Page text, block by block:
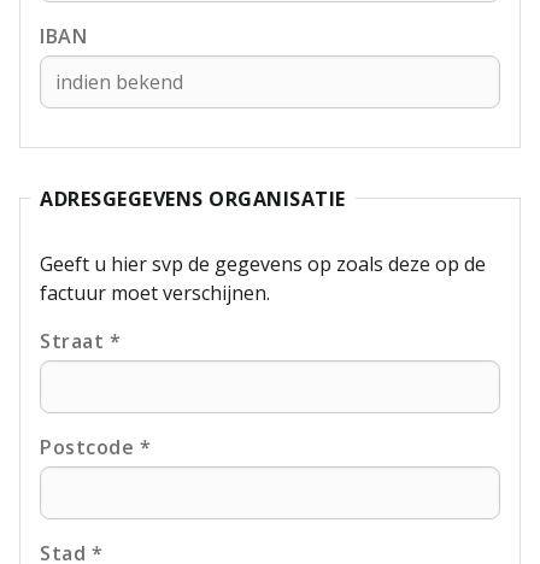
IBAN
ADRESGEGEVENS ORGANISATIE
Geeft u hier svp de gegevens op zoals deze op de
factuur moet verschijnen.
Straat *
Postcode *
Stad *